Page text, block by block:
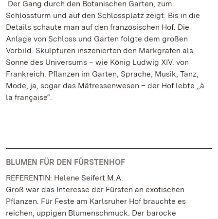
Der Gang durch den Botanischen Garten, zum
Schlossturm und auf den Schlossplatz zeigt: Bis in die
Details schaute man auf den französischen Hof. Die
Anlage von Schloss und Garten folgte dem großen
Vorbild. Skulpturen inszenierten den Markgrafen als
Sonne des Universums – wie König Ludwig XIV. von
Frankreich. Pflanzen im Garten, Sprache, Musik, Tanz,
Mode, ja, sogar das Mätressenwesen – der Hof lebte „à
la française“.
BLUMEN FÜR DEN FÜRSTENHOF
REFERENTIN: Helene Seifert M.A.
Groß war das Interesse der Fürsten an exotischen
Pflanzen. Für Feste am Karlsruher Hof brauchte es
reichen, üppigen Blumenschmuck. Der barocke